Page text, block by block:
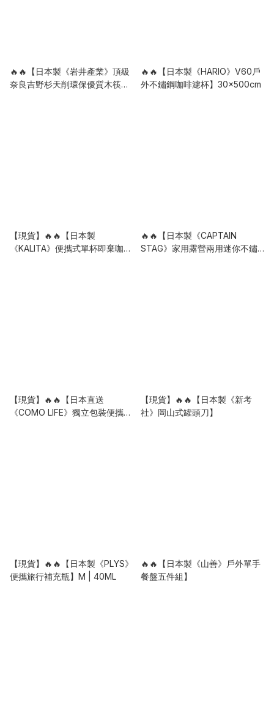
🔥🔥【日本製《岩井產業》頂級
奈良吉野杉天削環保優質木筷
🔥🔥【日本製《HARIO》V60戶
外不鏽鋼咖啡濾杯】30x500cm
【現貨】🔥🔥【日本製
《KALITA》便攜式單杯即棄咖啡
🔥🔥【日本製《CAPTAIN
STAG》家用露營兩用迷你不鏽
【現貨】🔥🔥【日本直送
《COMO LIFE》獨立包裝便攜壓
【現貨】🔥🔥【日本製《新考
社》岡山式罐頭刀】
【現貨】🔥🔥【日本製《PLYS》
便攜旅行補充瓶】M | 40ML
🔥🔥【日本製《山善》戶外單手
餐盤五件組】